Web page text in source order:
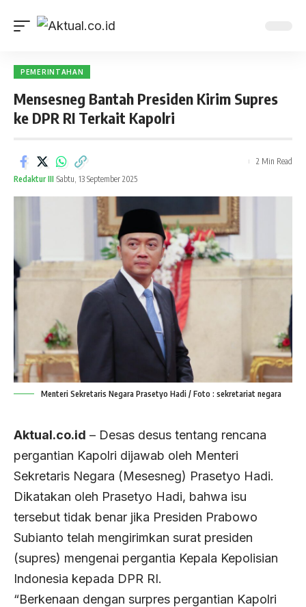
PEMERINTAHAN
Mensesneg Bantah Presiden Kirim Supres
ke DPR RI Terkait Kapolri
Redaktur III Sabtu, 13 September 2025
2 Min Read
Menteri Sekretaris Negara Prasetyo Hadi / Foto : sekretariat negara
Aktual.co.id – Desas desus tentang rencana
pergantian Kapolri dijawab oleh Menteri
Sekretaris Negara (Mesesneg) Prasetyo Hadi.
Dikatakan oleh Prasetyo Hadi, bahwa isu
tersebut tidak benar jika Presiden Prabowo
Subianto telah mengirimkan surat presiden
(supres) mengenai pergantia Kepala Kepolisian
Indonesia kepada DPR RI.
“Berkenaan dengan surpres pergantian Kapolri